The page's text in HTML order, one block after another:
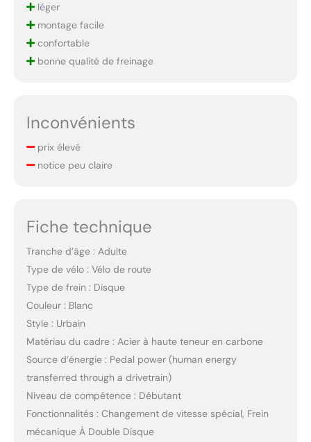
léger
montage facile
confortable
bonne qualité de freinage
Inconvénients
prix élevé
notice peu claire
Fiche technique
Tranche d’âge : Adulte
Type de vélo : Vélo de route
Type de frein : Disque
Couleur : Blanc
Style : Urbain
Matériau du cadre : Acier à haute teneur en carbone
Source d’énergie : Pedal power (human energy
transferred through a drivetrain)
Niveau de compétence : Débutant
Fonctionnalités : Changement de vitesse spécial, Frein
mécanique À Double Disque